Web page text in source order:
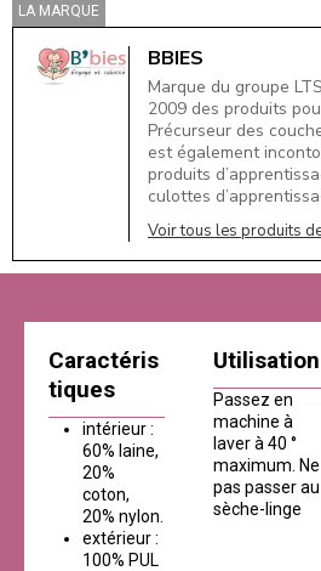
LA MARQUE
BBIES
Marque du groupe
2009 des produits
Précurseur des
est également
produits
culottes
Voir tous les produits
Caractéris
tiques
intérieur :
60% laine,
20%
coton,
20% nylon.
extérieur :
100% PUL
Utilisation
Passez en
machine à
laver à 40 °
maximum. Ne
pas passer au
sèche-linge